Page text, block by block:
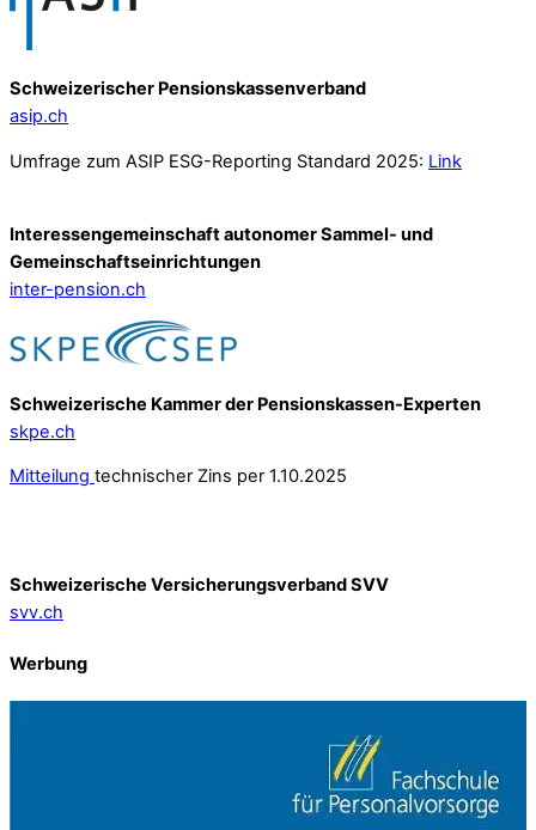
Schweizerischer Pensionskassenverband
asip.ch
Umfrage zum ASIP ESG-Reporting Standard 2025: Link
Interessengemeinschaft autonomer Sammel- und
Gemeinschafts­einrichtungen
inter-pension.ch
Schweizerische Kammer der Pensionskassen-Experten
skpe.ch
Mitteilung technischer Zins per 1.10.2025
Schweizerische Versicherungsverband SVV
svv.ch
Werbung